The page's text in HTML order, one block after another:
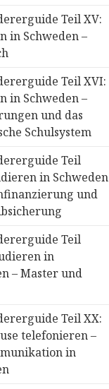
Teil XV:
in Schweden –
Teil XVI:
in Schweden –
und das
Schulsystem
Teil
in Schweden
und
Teil
in
– Master und
Teil XX:
telefonieren –
in